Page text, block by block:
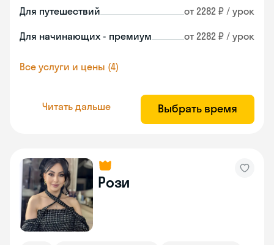
Для путешествий от 2282 ₽ / урок
Для начинающих - премиум от 2282 ₽ / урок
Все услуги и цены (4)
Читать дальше Выбрать время
Рози